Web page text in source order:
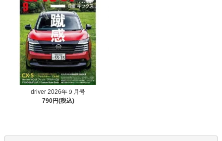
driver 2026年９月号
790円(税込)